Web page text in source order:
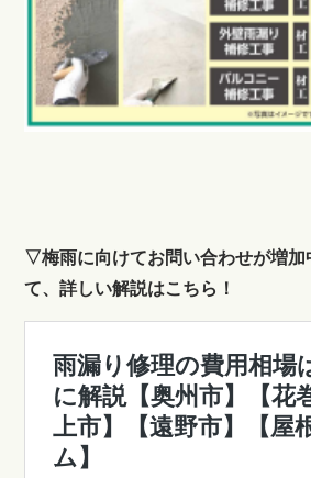
▽梅雨に向けてお問い合わせが増加
て、詳しい解説はこちら！